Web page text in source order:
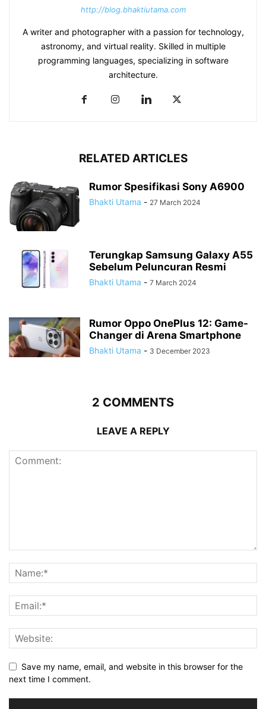
http://blog.bhaktiutama.com
A writer and photographer with a passion for technology,
astronomy, and virtual reality. Skilled in multiple
programming languages, specializing in software
architecture.
RELATED ARTICLES
Rumor Spesifikasi Sony A6900
Bhakti Utama - 27 March 2024
Terungkap Samsung Galaxy A55
Sebelum Peluncuran Resmi
Bhakti Utama - 7 March 2024
Rumor Oppo OnePlus 12: Game-
Changer di Arena Smartphone
Bhakti Utama - 3 December 2023
2 COMMENTS
LEAVE A REPLY
Save my name, email, and website in this browser for the
next time I comment.